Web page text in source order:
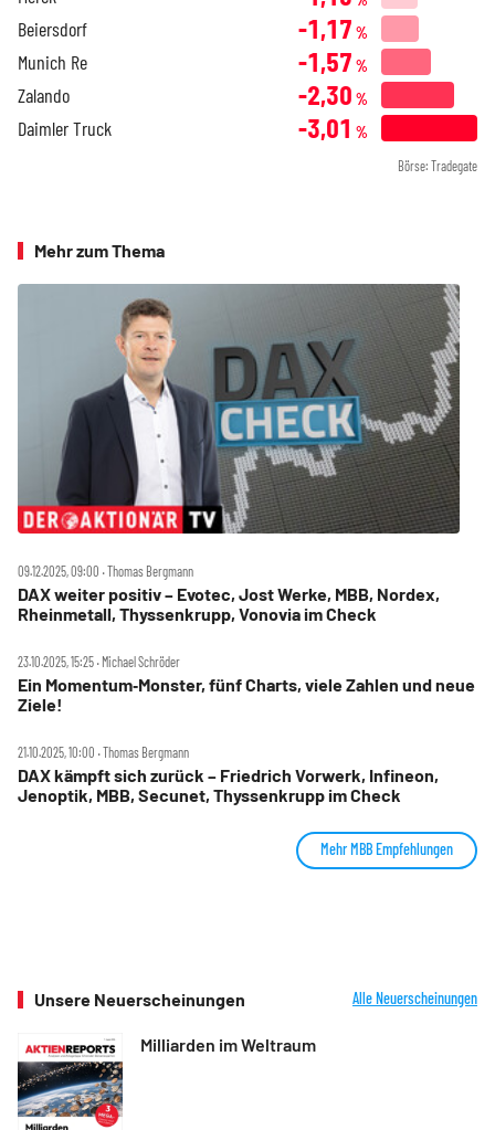
Beiersdorf -1,17 %
Munich Re -1,57 %
Zalando -2,30 %
Daimler Truck -3,01 %
Börse: Tradegate
Mehr zum Thema
09.12.2025, 09:00 ‧ Thomas Bergmann
DAX weiter positiv – Evotec, Jost Werke, MBB, Nordex,
Rheinmetall, Thyssenkrupp, Vonovia im Check
23.10.2025, 15:25 ‧ Michael Schröder
Ein Momentum‑Monster, fünf Charts, viele Zahlen und neue
Ziele!
21.10.2025, 10:00 ‧ Thomas Bergmann
DAX kämpft sich zurück – Friedrich Vorwerk, Infineon,
Jenoptik, MBB, Secunet, Thyssenkrupp im Check
Mehr MBB Empfehlungen
Unsere Neuerscheinungen Alle Neuerscheinungen
Milliarden im Weltraum